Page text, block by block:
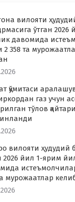
вилояти
ўтган 2026
давомида
358 та
қўмитаси
газ учун
тўлов
вилояти ҳудудий
2026 йил 1-ярим
мурожаатлар